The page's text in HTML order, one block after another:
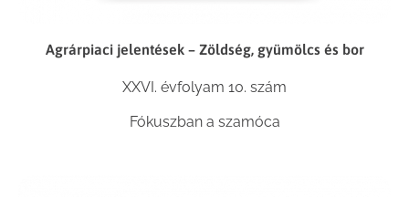
Agrárpiaci jelentések – Zöldség, gyümölcs és bor
XXVI. évfolyam 10. szám
Fókuszban a szamóca